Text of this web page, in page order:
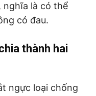
nghĩa là có thể
có đau.
thành hai
ngực loại chống